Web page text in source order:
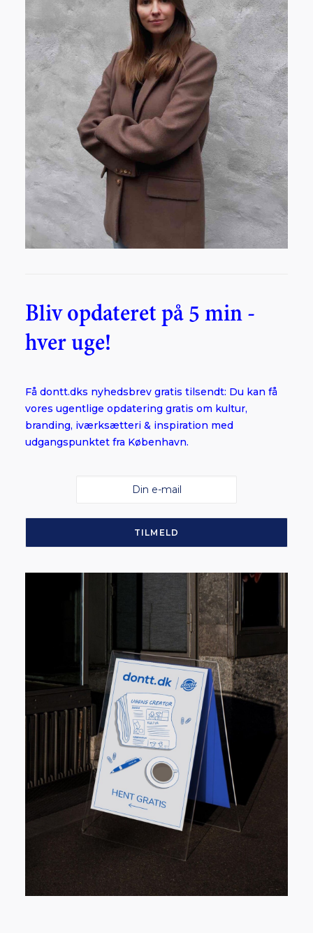
Bliv opdateret på 5 min -
hver uge!
Få dontt.dks nyhedsbrev gratis tilsendt: Du kan få
vores ugentlige opdatering gratis om kultur,
branding, iværksætteri & inspiration med
udgangspunktet fra København.